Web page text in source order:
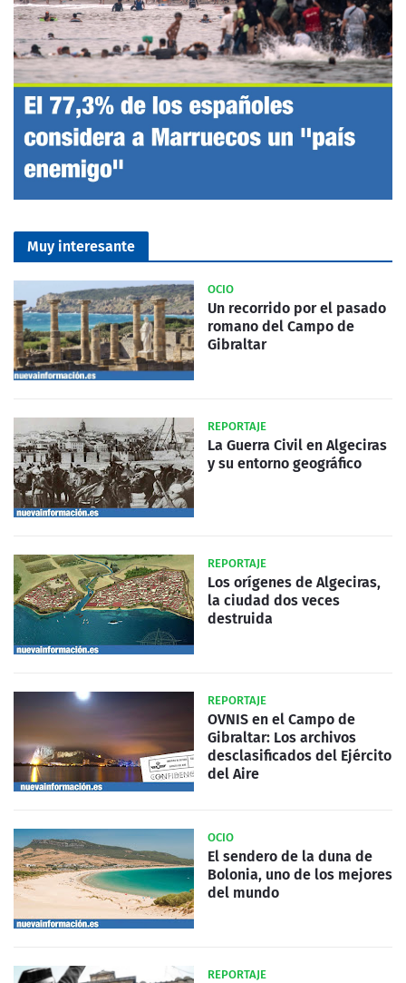
Muy interesante
OCIO
Un recorrido por el pasado
romano del Campo de
Gibraltar
REPORTAJE
La Guerra Civil en Algeciras
y su entorno geográfico
REPORTAJE
Los orígenes de Algeciras,
la ciudad dos veces
destruida
REPORTAJE
OVNIS en el Campo de
Gibraltar: Los archivos
desclasificados del Ejército
del Aire
OCIO
El sendero de la duna de
Bolonia, uno de los mejores
del mundo
REPORTAJE